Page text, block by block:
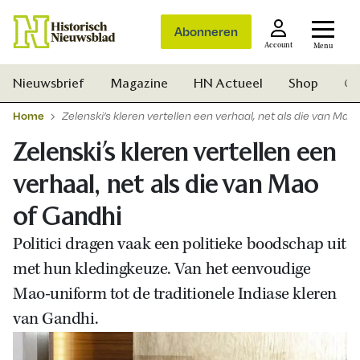
Abonneren
Account Menu
Zoek
Nieuwsbrief Magazine HN Actueel Shop
Home Zelenski’s kleren vertellen een verhaal, net als die van Mao
Zelenski’s kleren vertellen een
verhaal, net als die van Mao
of Gandhi
Politici dragen vaak een politieke boodschap uit
met hun kledingkeuze. Van het eenvoudige
Mao-uniform tot de traditionele Indiase kleren
van Gandhi.